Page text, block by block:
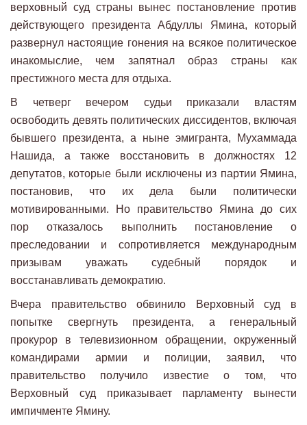
верховный суд страны вынес постановление против
действующего президента Абдуллы Ямина, который
развернул настоящие гонения на всякое политическое
инакомыслие, чем запятнал образ страны как
престижного места для отдыха.
В четверг вечером судьи приказали властям
освободить девять политических диссидентов, включая
бывшего президента, а ныне эмигранта, Мухаммада
Нашида, а также восстановить в должностях 12
депутатов, которые были исключены из партии Ямина,
постановив, что их дела были политически
мотивированными. Но правительство Ямина до сих
пор отказалось выполнить постановление о
преследовании и сопротивляется международным
призывам уважать судебный порядок и
восстанавливать демократию.
Вчера правительство обвинило Верховный суд в
попытке свергнуть президента, а генеральный
прокурор в телевизионном обращении, окруженный
командирами армии и полиции, заявил, что
правительство получило известие о том, что
Верховный суд приказывает парламенту вынести
импичменте Ямину.